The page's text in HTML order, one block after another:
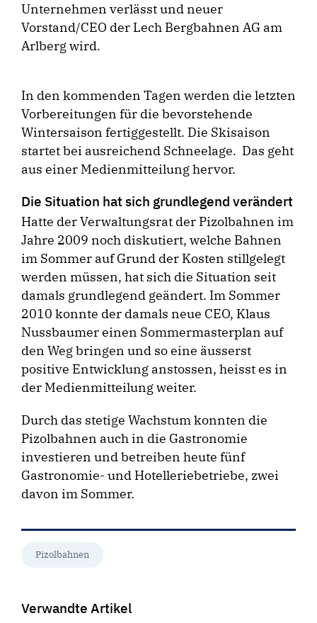
Unternehmen verlässt und neuer
Vorstand/CEO der Lech Bergbahnen AG am
Arlberg wird.
In den kommenden Tagen werden die letzten
Vorbereitungen für die bevorstehende
Wintersaison fertiggestellt. Die Skisaison
startet bei ausreichend Schneelage. Das geht
aus einer Medienmitteilung hervor.
Die Situation hat sich grundlegend verändert
Hatte der Verwaltungsrat der Pizolbahnen im
Jahre 2009 noch diskutiert, welche Bahnen
im Sommer auf Grund der Kosten stillgelegt
werden müssen, hat sich die Situation seit
damals grundlegend geändert. Im Sommer
2010 konnte der damals neue CEO, Klaus
Nussbaumer einen Sommermasterplan auf
den Weg bringen und so eine äusserst
positive Entwicklung anstossen, heisst es in
der Medienmitteilung weiter.
Durch das stetige Wachstum konnten die
Pizolbahnen auch in die Gastronomie
investieren und betreiben heute fünf
Gastronomie- und Hotelleriebetriebe, zwei
davon im Sommer.
Pizolbahnen
Verwandte Artikel